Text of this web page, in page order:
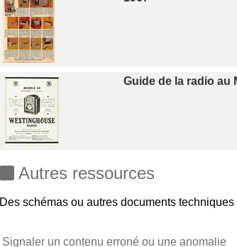
Guide de la radio au
Autres ressources
Des schémas ou autres documents
Signaler un contenu erroné ou une anomalie